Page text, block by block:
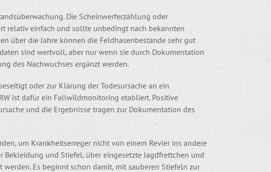
Die Scheinwerferzählung oder
relativ einfach und sollte unbedingt nach bekannten
über die Jahre können die Feldhasenbestände sehr gut
sind wertvoll, aber nur wenn sie durch Dokumentation
des Nachwuchses ergänzt werden.
oder zur Klärung der Todesursache an ein
ist dafür ein Fallwildmonitoring etabliert. Positive
und die Ergebnisse tragen zur Dokumentation des
um Krankheitserreger nicht von einem Revier ins andere
Bekleidung und Stiefel, über eingesetzte Jagdfrettchen und
Es beginnt schon damit, mit sauberen Stiefeln zur